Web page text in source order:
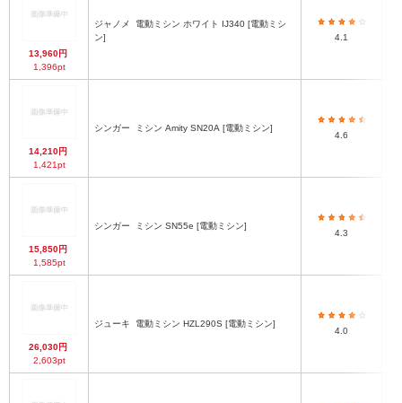
13,960円
1,396pt
ジャノメ
ン]
4.1
14,210円
1,421pt
シンガー ミシン Amity SN20A [電動ミシン]
4.6
15,850円
1,585pt
シンガー ミシン SN55e [電動ミシン]
4.3
26,030円
2,603pt
ジューキ 電動ミシン HZL290S [電動ミシン]
4.0